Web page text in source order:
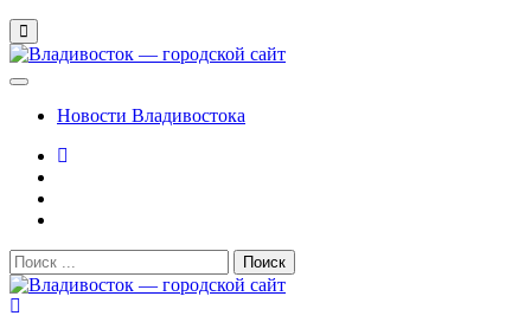
Новости Владивостока
Поиск: